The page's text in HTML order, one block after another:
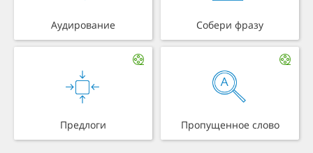
Аудирование Собери фразу
Предлоги Пропущенное слово